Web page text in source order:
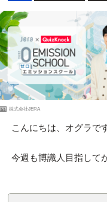
PR 株式会社JERA
こんにちは、オグラで
今週も博識人目指して